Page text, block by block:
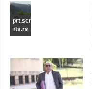
prt.scr
rts.rs